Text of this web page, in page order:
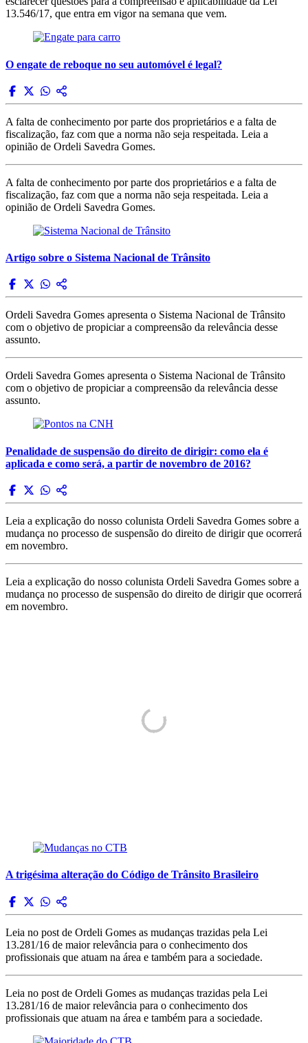
13.546/17, que entra em vigor na semana que vem.
O engate de reboque no seu automóvel é legal?
A falta de conhecimento por parte dos proprietários e a falta de
fiscalização, faz com que a norma não seja respeitada. Leia a
opinião de Ordeli Savedra Gomes.
A falta de conhecimento por parte dos proprietários e a falta de
fiscalização, faz com que a norma não seja respeitada. Leia a
opinião de Ordeli Savedra Gomes.
Artigo sobre o Sistema Nacional de Trânsito
Ordeli Savedra Gomes apresenta o Sistema Nacional de Trânsito
com o objetivo de propiciar a compreensão da relevância desse
assunto.
Ordeli Savedra Gomes apresenta o Sistema Nacional de Trânsito
com o objetivo de propiciar a compreensão da relevância desse
assunto.
Penalidade de suspensão do direito de dirigir: como ela é
aplicada e como será, a partir de novembro de 2016?
Leia a explicação do nosso colunista Ordeli Savedra Gomes sobre a
mudança no processo de suspensão do direito de dirigir que ocorrerá
em novembro.
Leia a explicação do nosso colunista Ordeli Savedra Gomes sobre a
mudança no processo de suspensão do direito de dirigir que ocorrerá
em novembro.
A trigésima alteração do Código de Trânsito Brasileiro
Leia no post de Ordeli Gomes as mudanças trazidas pela Lei
13.281/16 de maior relevância para o conhecimento dos
profissionais que atuam na área e também para a sociedade.
Leia no post de Ordeli Gomes as mudanças trazidas pela Lei
13.281/16 de maior relevância para o conhecimento dos
profissionais que atuam na área e também para a sociedade.